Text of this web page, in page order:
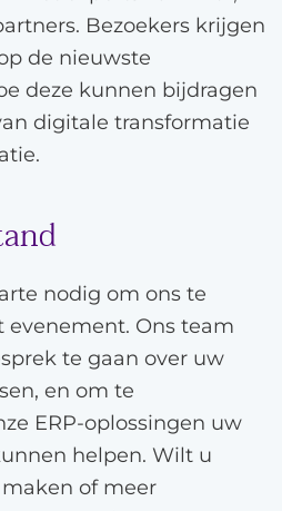
Bezoekers krijgen
de nieuwste
deze kunnen bijdragen
digitale transformatie
nodig om ons te
evenement. Ons team
te gaan over uw
en om te
ERP-oplossingen uw
helpen. Wilt u
of meer